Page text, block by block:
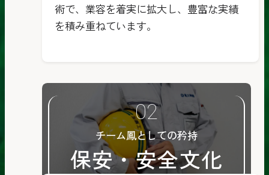
術で、業容を着実に拡大し、豊富な実績
を積み重ねています。
チーム鳳としての矜持
保安・安全文化